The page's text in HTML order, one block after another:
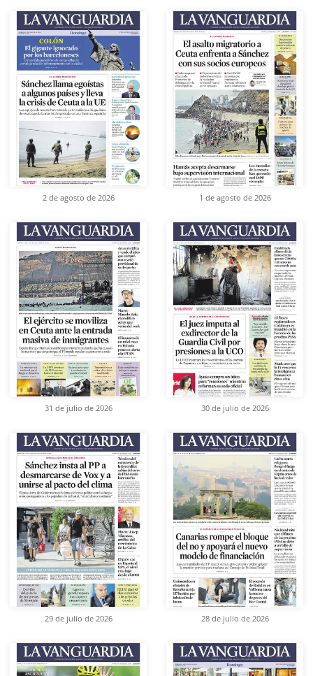
2 de agosto de 2026 1 de agosto de 2026
31 de julio de 2026 30 de julio de 2026
29 de julio de 2026 28 de julio de 2026